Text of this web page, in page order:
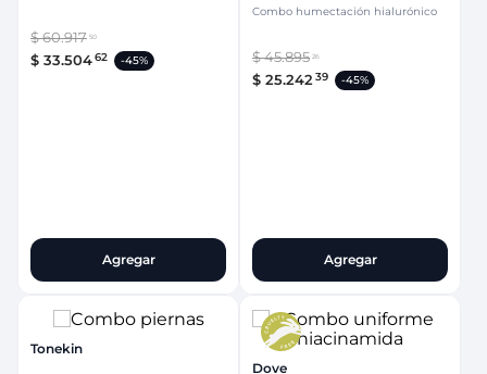
$60.917 50
$ 33.50462 -45%
Agregar
Combo humectación hialurónico
$45.895 26
$ 25.242 39 -45%
Agregar
Tonekin
Dove